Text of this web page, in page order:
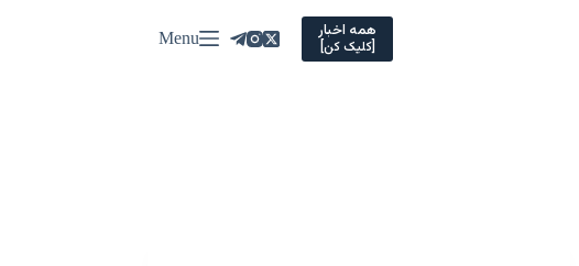
همه اخبار
[کلیک کن] Menu